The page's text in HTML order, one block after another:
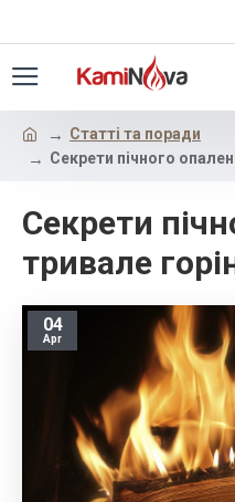
Статті та поради
Секрети пічного
Секрети
тривале
04
Apr